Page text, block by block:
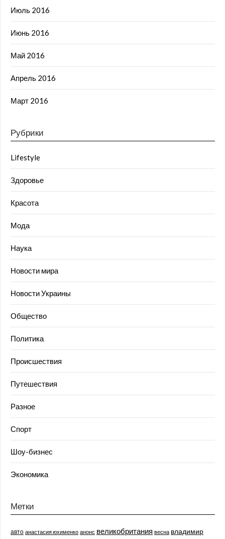
Июль 2016
Июнь 2016
Май 2016
Апрель 2016
Март 2016
Рубрики
Lifestyle
Здоровье
Красота
Мода
Наука
Новости мира
Новости Украины
Общество
Политика
Происшествия
Путешествия
Разное
Спорт
Шоу-бизнес
Экономика
Метки
авто анастасия юхименко анонс великобритания весна владимир